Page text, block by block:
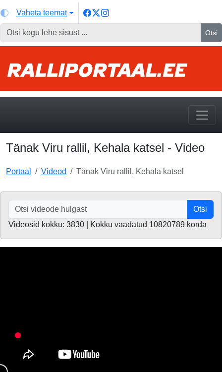
Vaheta teemat
Otsi
Tänak Viru rallil, Kehala katsel - Video
Portaal Videod Tänak Viru rallil, Kehala katsel
Otsi
Videosid kokku: 3830 | Kokku vaadatud 10820789 korda